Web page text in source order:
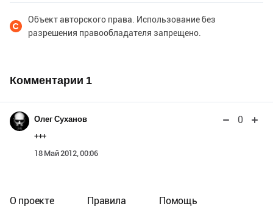
Объект авторского права. Использование без
разрешения правообладателя запрещено.
Комментарии 1
Олег Суханов 0
+++
18 Май 2012, 00:06
О проекте Правила Помощь